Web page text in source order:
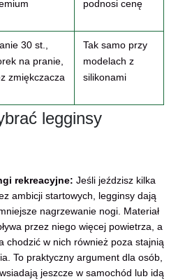
podnosi cenę
30 st.,
na pranie,
zmiękczacza
Tak samo przy
modelach z
silikonami
legginsy
rekreacyjne: Jeśli jeździsz kilka
ambicji startowych, legginsy dają
nagrzewanie nogi. Materiał
przez niego więcej powietrza, a
chodzić w nich również poza stajnią
To praktyczny argument dla osób,
jeszcze w samochód lub idą